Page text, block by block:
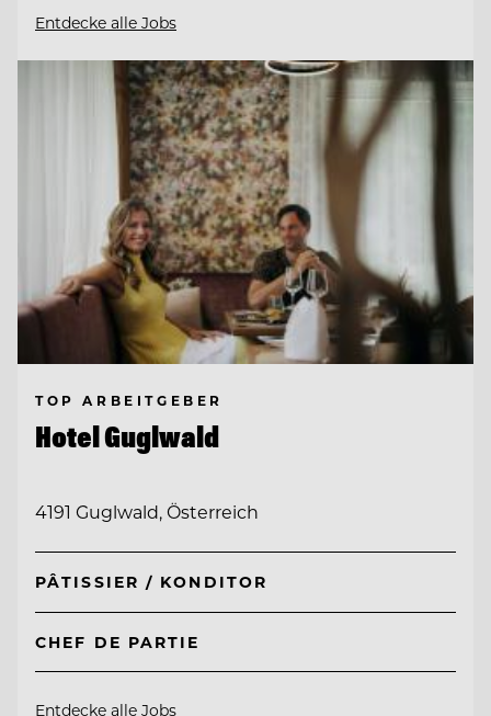
Entdecke alle Jobs
TOP ARBEITGEBER
Hotel Guglwald
4191 Guglwald, Österreich
PÂTISSIER / KONDITOR
CHEF DE PARTIE
Entdecke alle Jobs